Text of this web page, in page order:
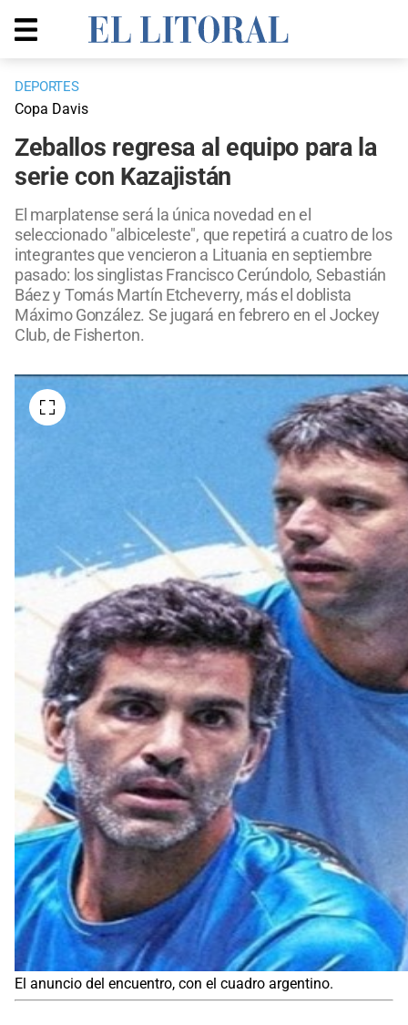
DEPORTES
Copa Davis
Zeballos regresa al equipo para la
serie con Kazajistán
El marplatense será la única novedad en el
seleccionado "albiceleste", que repetirá a cuatro de los
integrantes que vencieron a Lituania en septiembre
pasado: los singlistas Francisco Cerúndolo, Sebastián
Báez y Tomás Martín Etcheverry, más el doblista
Máximo González. Se jugará en febrero en el Jockey
Club, de Fisherton.
El anuncio del encuentro, con el cuadro argentino.